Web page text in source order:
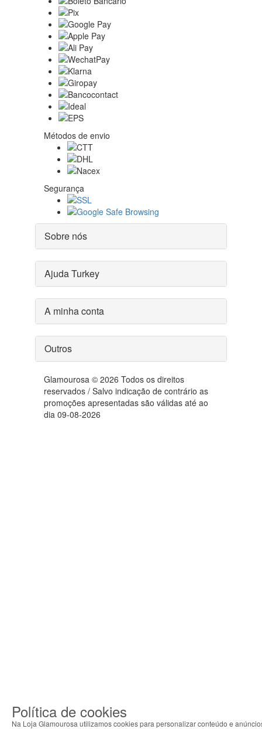
Métodos de envio
Segurança
Sobre nós
Ajuda Turkey
A minha conta
Outros
Glamourosa © 2026 Todos os direitos
reservados / Salvo indicação de contrário as
promoções apresentadas são válidas até ao
dia 09-08-2026
Política de cookies
Na Loja Glamourosa utilizamos cookies para personalizar conteúdo e